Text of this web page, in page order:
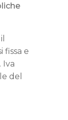
fissa e
Iva
del